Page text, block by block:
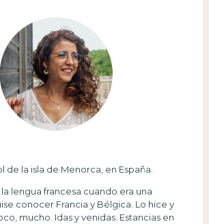
de la isla de Menorca, en España.
lengua francesa cuando era una
conocer Francia y Bélgica. Lo hice y
mucho. Idas y venidas. Estancias en